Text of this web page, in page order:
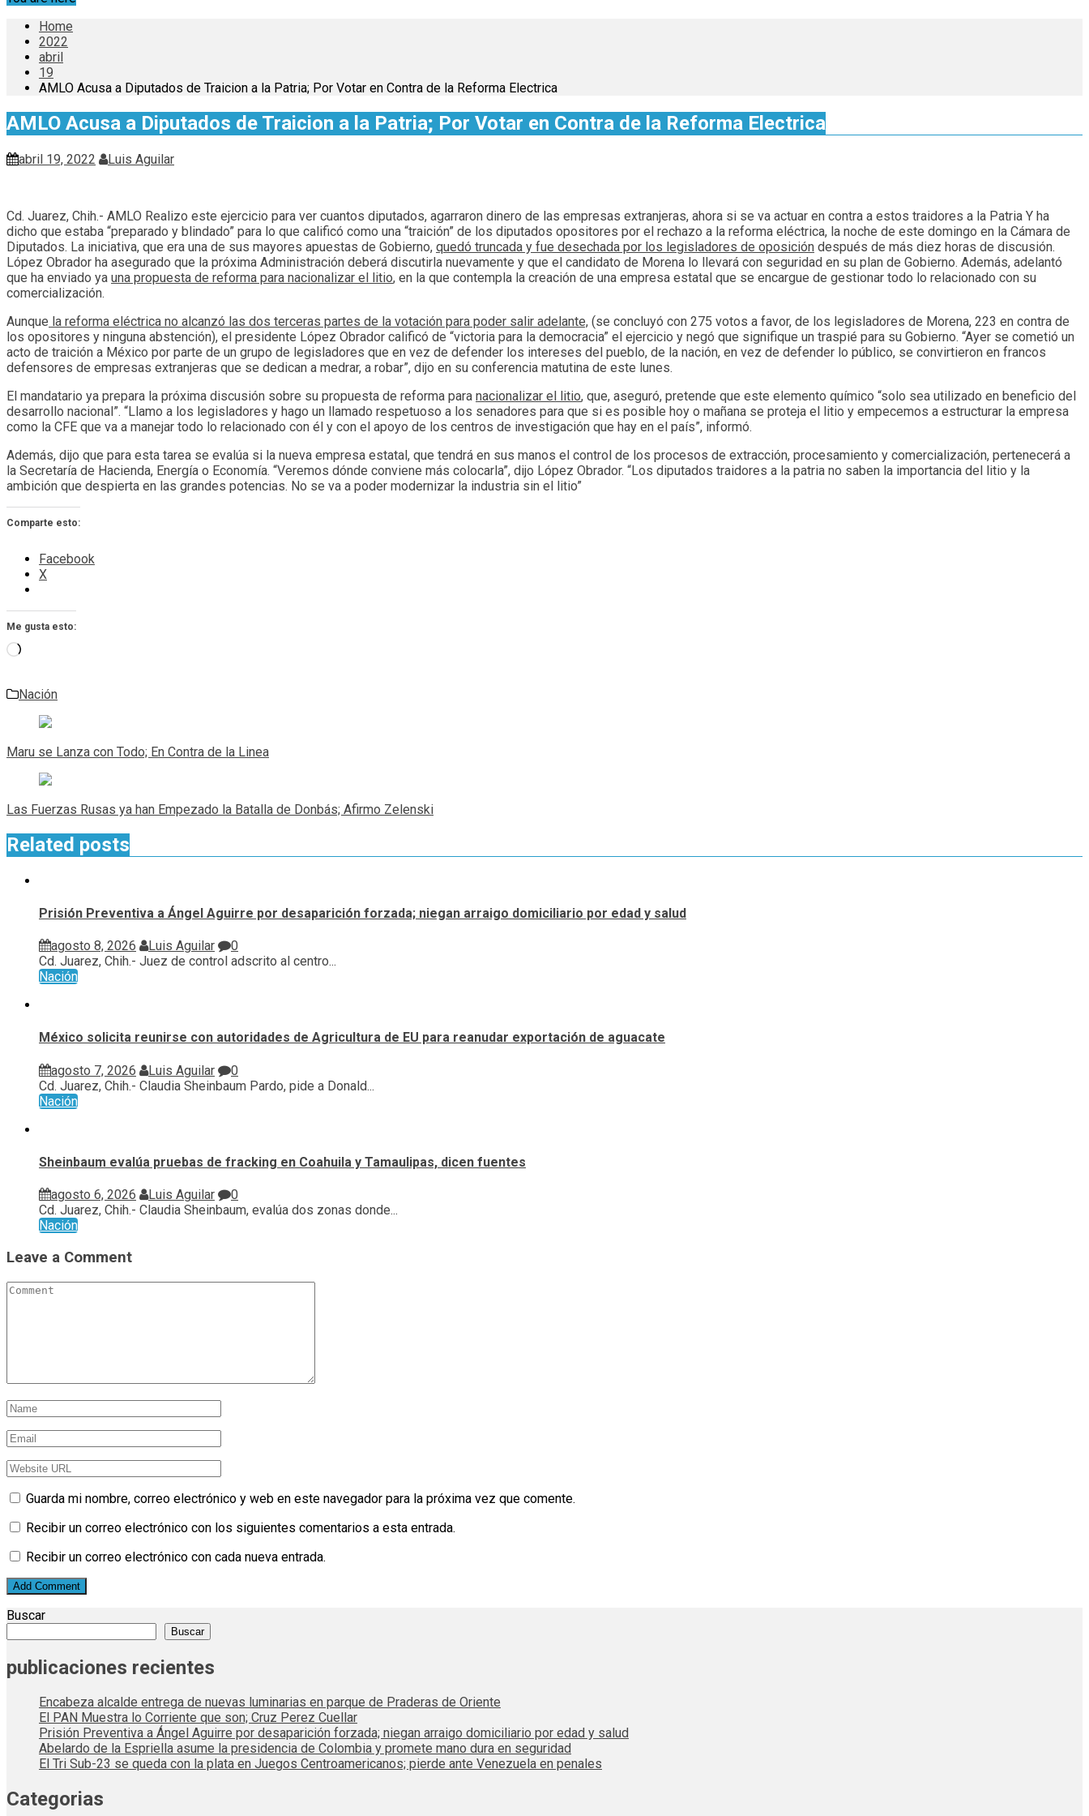
Home
2022
abril
19
AMLO Acusa a Diputados de Traicion a la Patria; Por Votar en Contra de la Reforma Electrica
AMLO Acusa a Diputados de Traicion a la Patria; Por Votar en Contra de la Reforma Electrica
abril 19, 2022 Luis Aguilar
Cd. Juarez, Chih.- AMLO Realizo este ejercicio para ver cuantos diputados, agarraron dinero de las empresas extranjeras, ahora si se va actuar en contra a estos traidores a la Patria Y ha
dicho que estaba “preparado y blindado” para lo que calificó como una “traición” de los diputados opositores por el rechazo a la reforma eléctrica, la noche de este domingo en la Cámara de
Diputados. La iniciativa, que era una de sus mayores apuestas de Gobierno, quedó truncada y fue desechada por los legisladores de oposición después de más diez horas de discusión.
López Obrador ha asegurado que la próxima Administración deberá discutirla nuevamente y que el candidato de Morena lo llevará con seguridad en su plan de Gobierno. Además, adelantó
que ha enviado ya una propuesta de reforma para nacionalizar el litio, en la que contempla la creación de una empresa estatal que se encargue de gestionar todo lo relacionado con su
comercialización.
Aunque la reforma eléctrica no alcanzó las dos terceras partes de la votación para poder salir adelante, (se concluyó con 275 votos a favor, de los legisladores de Morena, 223 en contra de
los opositores y ninguna abstención), el presidente López Obrador calificó de “victoria para la democracia” el ejercicio y negó que signifique un traspié para su Gobierno. “Ayer se cometió un
acto de traición a México por parte de un grupo de legisladores que en vez de defender los intereses del pueblo, de la nación, en vez de defender lo público, se convirtieron en francos
defensores de empresas extranjeras que se dedican a medrar, a robar”, dijo en su conferencia matutina de este lunes.
El mandatario ya prepara la próxima discusión sobre su propuesta de reforma para nacionalizar el litio, que, aseguró, pretende que este elemento químico “solo sea utilizado en beneficio del
desarrollo nacional”. “Llamo a los legisladores y hago un llamado respetuoso a los senadores para que si es posible hoy o mañana se proteja el litio y empecemos a estructurar la empresa
como la CFE que va a manejar todo lo relacionado con él y con el apoyo de los centros de investigación que hay en el país”, informó.
Además, dijo que para esta tarea se evalúa si la nueva empresa estatal, que tendrá en sus manos el control de los procesos de extracción, procesamiento y comercialización, pertenecerá a
la Secretaría de Hacienda, Energía o Economía. “Veremos dónde conviene más colocarla”, dijo López Obrador. “Los diputados traidores a la patria no saben la importancia del litio y la
ambición que despierta en las grandes potencias. No se va a poder modernizar la industria sin el litio”
Comparte esto:
Facebook
X
Me gusta esto:
Cargando...
Nación
Navegación
de
entradas
Maru se Lanza con Todo; En Contra de la Linea
Las Fuerzas Rusas ya han Empezado la Batalla de Donbás; Afirmo Zelenski
Related posts
Prisión Preventiva a Ángel Aguirre por desaparición forzada; niegan arraigo domiciliario por edad y salud
agosto 8, 2026 Luis Aguilar
0
Cd. Juarez, Chih.- Juez de control adscrito al centro...
Nación
México solicita reunirse con autoridades de Agricultura de EU para reanudar exportación de aguacate
agosto 7, 2026 Luis Aguilar
0
Cd. Juarez, Chih.- Claudia Sheinbaum Pardo, pide a Donald...
Nación
Sheinbaum evalúa pruebas de fracking en Coahuila y Tamaulipas, dicen fuentes
agosto 6, 2026 Luis Aguilar
0
Cd. Juarez, Chih.- Claudia Sheinbaum, evalúa ⁠dos zonas donde...
Nación
Leave a Comment
Guarda mi nombre, correo electrónico y web en este navegador para la próxima vez que comente.
Recibir un correo electrónico con los siguientes comentarios a esta entrada.
Recibir un correo electrónico con cada nueva entrada.
Buscar
Buscar
publicaciones recientes
Encabeza alcalde entrega de nuevas luminarias en parque de Praderas de Oriente
El PAN Muestra lo Corriente que son; Cruz Perez Cuellar
Prisión Preventiva a Ángel Aguirre por desaparición forzada; niegan arraigo domiciliario por edad y salud
Abelardo de la Espriella asume la presidencia de Colombia y promete mano dura en seguridad
El Tri Sub-23 se queda con la plata en Juegos Centroamericanos; pierde ante Venezuela en penales
Categorias